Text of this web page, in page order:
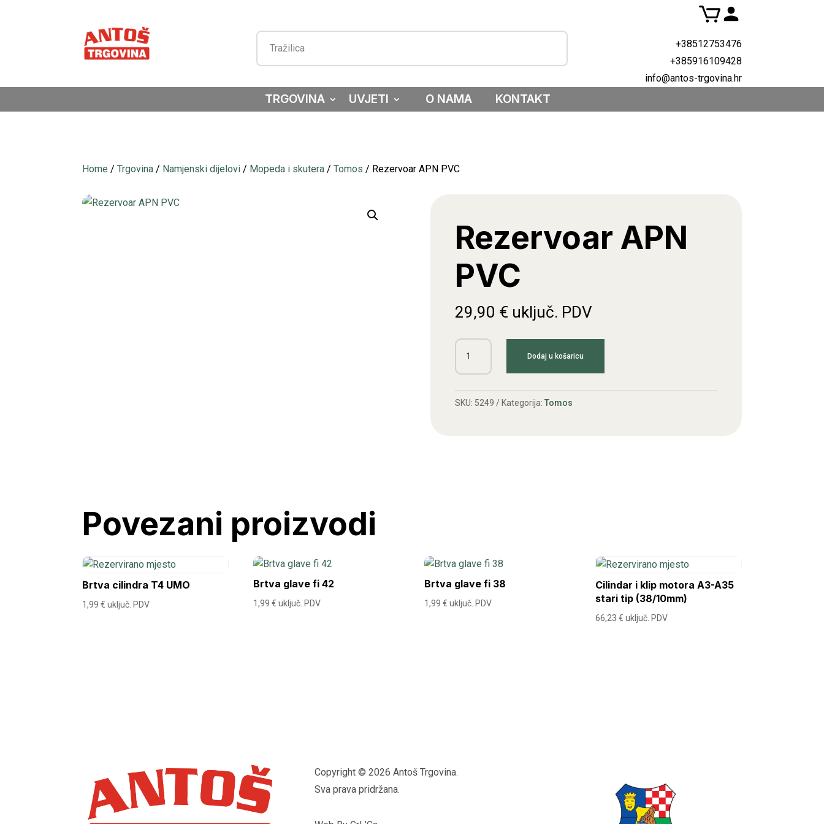
+38512753476
+385916109428
info@antos-trgovina.hr
TRGOVINA UVJETI O NAMA KONTAKT
Home /Trgovina / Namjenski dijelovi / Mopeda i skutera /Tomos / Rezervoar APN PVC
Rezervoar APN
PVC
29,90 € uključ. PDV
Rezervoar
APN
količina
Dodaj u košaricu
SKU: 5249 Kategorija: Tomos
Povezani proizvodi
Brtva cilindra T4 UMO
1,99€ uključ. PDV
Brtva glave fi 42
1,99€ uključ. PDV
Brtva glave fi 38
1,99€ uključ. PDV
Cilindar i klip motora A3-A35
stari tip (38/10mm)
66,23€ uključ. PDV
Copyright © 2026 Antoš Trgovina.
Sva prava pridržana.